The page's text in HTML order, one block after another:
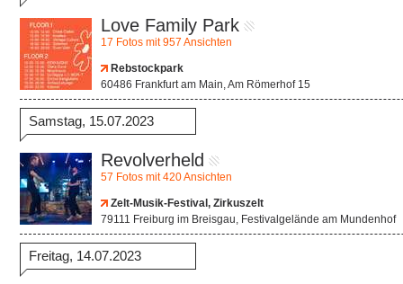
Love Family Park
17 Fotos mit 957 Ansichten
Rebstockpark
60486 Frankfurt am Main, Am Römerhof 15
Samstag, 15.07.2023
Revolverheld
57 Fotos mit 420 Ansichten
Zelt-Musik-Festival, Zirkuszelt
79111 Freiburg im Breisgau, Festivalgelände am Mundenhof
Freitag, 14.07.2023